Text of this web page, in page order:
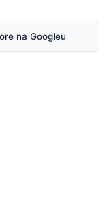
na Googleu